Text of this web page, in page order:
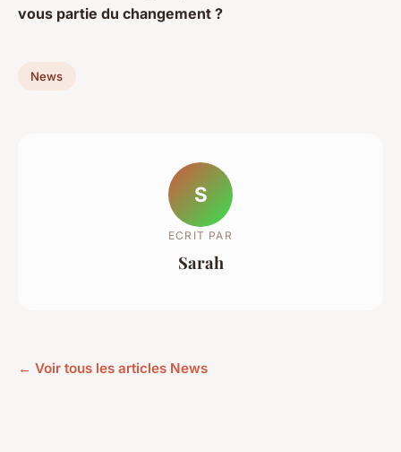
vous partie du changement ?
News
S
ECRIT PAR
Sarah
← Voir tous les articles News